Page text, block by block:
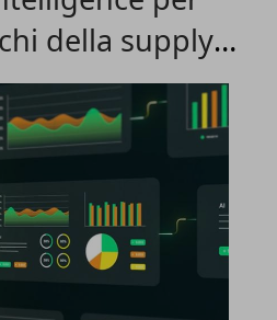
barriereche
e inclusivo ai servizi
della supply